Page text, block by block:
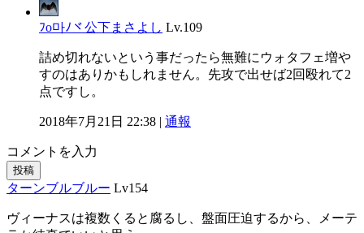
ﾌo마ﾉヾ公下まさよし Lv.109
詰め切れないという事だったら無難にウォタフェ増や
すのはありかもしれません。先攻で出せば2回殴れて2
点ですし。
2018年7月21日 22:38 | 通報
コメントを入力
投稿
ターンブルブルー Lv154
ヴィーナスは複数くると腐るし、盤面圧迫するから、メーテ